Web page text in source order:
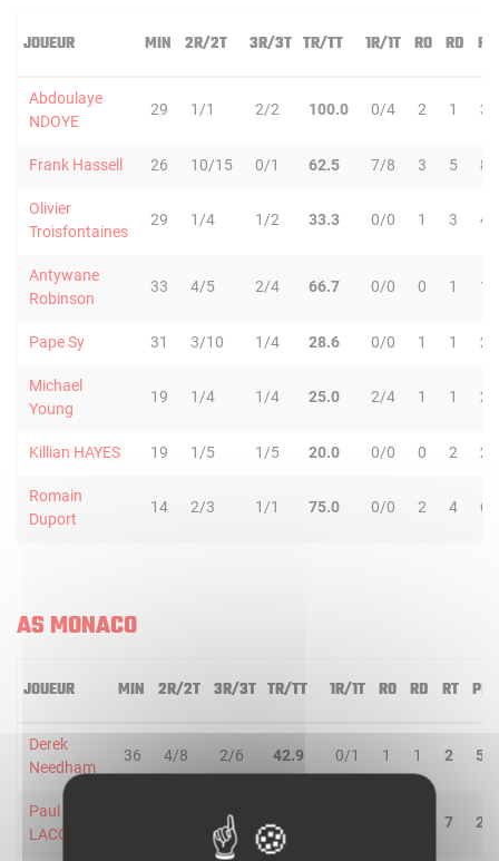
JOUEUR MIN 2R/2T 3R/3T TR/TT 1R/1T RO RD RT
Abdoulaye
NDOYE
29 1/1 2/2 100.0 0/4 2 1 3
Frank Hassell 26 10/15 0/1 62.5 7/8 3 5 8
Olivier
Troisfontaines
29 1/4 1/2 33.3 0/0 1 3 4
Antywane
Robinson
33 4/5 2/4 66.7 0/0 0 1 1
Pape Sy 31 3/10 1/4 28.6 0/0 1 1 2
Michael
Young
19 1/4 1/4 25.0 2/4 1 1 2
Killian HAYES 19 1/5 1/5 20.0 0/0 0 2 2
Romain
Duport
14 2/3 1/1 75.0 0/0 2 4 6
AS MONACO
JOUEUR MIN 2R/2T 3R/3T TR/TT 1R/1T RO RD RT PD
Derek
Needham
36 4/8 2/6 42.9 0/1 1 1 2 5
Paul
LACOMBE
0/2 16.7 7 2